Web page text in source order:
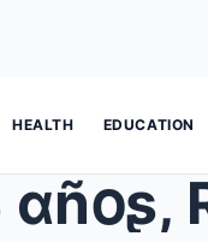
HEALTH EDUCATION